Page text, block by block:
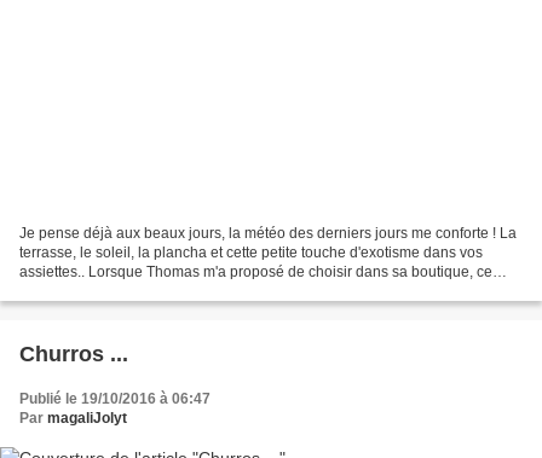
Je pense déjà aux beaux jours, la météo des derniers jours me conforte ! La
terrasse, le soleil, la plancha et cette petite touche d'exotisme dans vos
assiettes.. Lorsque Thomas m'a proposé de choisir dans sa boutique, ce
Churros ...
Publié le 19/10/2016 à 06:47
Par magaliJolyt